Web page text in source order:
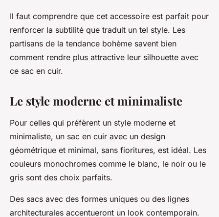
Il faut comprendre que cet accessoire est parfait pour
renforcer la subtilité que traduit un tel style. Les
partisans de la tendance bohème savent bien
comment rendre plus attractive leur silhouette avec
ce sac en cuir.
Le style moderne et minimaliste
Pour celles qui préfèrent un style moderne et
minimaliste, un sac en cuir avec un design
géométrique et minimal, sans fioritures, est idéal. Les
couleurs monochromes comme le blanc, le noir ou le
gris sont des choix parfaits.
Des sacs avec des formes uniques ou des lignes
architecturales accentueront un look contemporain.